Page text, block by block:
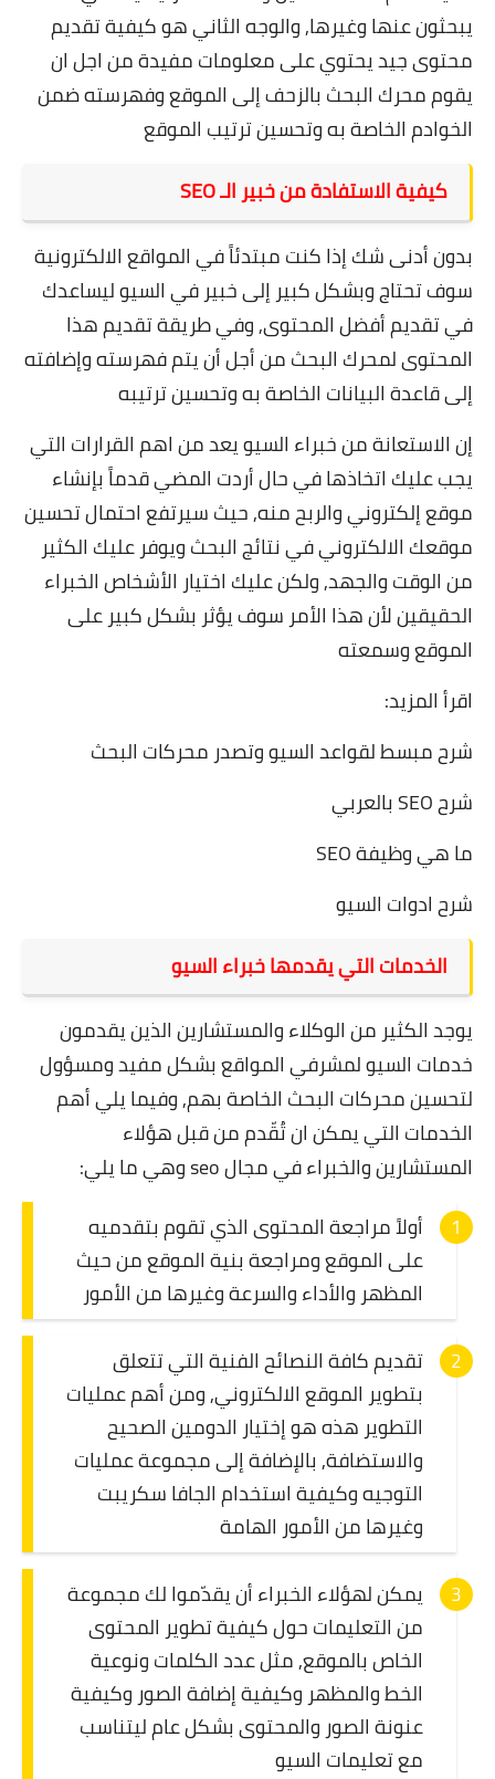
يبحثون عنها وغيرها, والوجه الثاني هو كيفية تقديم
محتوى جيد يحتوي على معلومات مفيدة من اجل ان
يقوم محرك البحث بالزحف إلى الموقع وفهرسته ضمن
الخوادم الخاصة به وتحسين ترتيب الموقع
كيفية الاستفادة من خبير الـ SEO
بدون أدنى شك إذا كنت مبتدئاً في المواقع الالكترونية
سوف تحتاج وبشكل كبير إلى خبير في السيو ليساعدك
في تقديم أفضل المحتوى, وفي طريقة تقديم هذا
المحتوى لمحرك البحث من أجل أن يتم فهرسته وإضافته
إلى قاعدة البيانات الخاصة به وتحسين ترتيبه
إن الاستعانة من خبراء السيو يعد من اهم القرارات التي
يجب عليك اتخاذها في حال أردت المضي قدماً بإنشاء
موقع إلكتروني والربح منه, حيث سيرتفع احتمال تحسين
موقعك الالكتروني في نتائج البحث ويوفر عليك الكثير
من الوقت والجهد, ولكن عليك اختيار الأشخاص الخبراء
الحقيقين لأن هذا الأمر سوف يؤثر بشكل كبير على
الموقع وسمعته
اقرأ المزيد:
شرح مبسط لقواعد السيو وتصدر محركات البحث
شرح SEO بالعربي
ما هي وظيفة SEO
شرح ادوات السيو
الخدمات التي يقدمها خبراء السيو
يوجد الكثير من الوكلاء والمستشارين الذين يقدمون
خدمات السيو لمشرفي المواقع بشكل مفيد ومسؤول
لتحسين محركات البحث الخاصة بهم, وفيما يلي أهم
الخدمات التي يمكن ان تُقّدم من قبل هؤلاء
المستشارين والخبراء في مجال seo وهي ما يلي:
أولاً مراجعة المحتوى الذي تقوم بتقدميه
على الموقع ومراجعة بنية الموقع من حيث
المظهر والأداء والسرعة وغيرها من الأمور
تقديم كافة النصائح الفنية التي تتعلق
بتطوير الموقع الالكتروني, ومن أهم عمليات
التطوير هذه هو إختيار الدومين الصحيح
والاستضافة, بالإضافة إلى مجموعة عمليات
التوجيه وكيفية استخدام الجافا سكريبت
وغيرها من الأمور الهامة
يمكن لهؤلاء الخبراء أن يقدّموا لك مجموعة
من التعليمات حول كيفية تطوير المحتوى
الخاص بالموقع, مثل عدد الكلمات ونوعية
الخط والمظهر وكيفية إضافة الصور وكيفية
عنونة الصور والمحتوى بشكل عام ليتناسب
مع تعليمات السيو